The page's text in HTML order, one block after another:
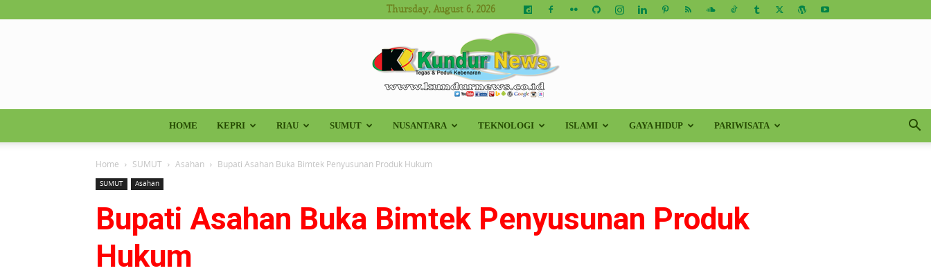
Thursday, August 6, 2026
Kundur
News
HOME KEPRI RIAU SUMUT NUSANTARA TEKNOLOGI ISLAMI GAYA HIDUP PARIWISATA
Home SUMUT Asahan Bupati Asahan Buka Bimtek Penyusunan Produk Hukum
SUMUT Asahan
Bupati Asahan Buka Bimtek Penyusunan Produk
Hukum